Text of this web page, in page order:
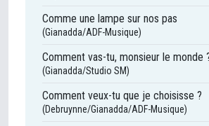
Comme une lampe sur nos pas
(Gianadda/ADF-Musique)
Comment vas-tu, monsieur le monde
(Gianadda/Studio SM)
Comment veux-tu que je choisisse ?
(Debruynne/Gianadda/ADF-Musique)